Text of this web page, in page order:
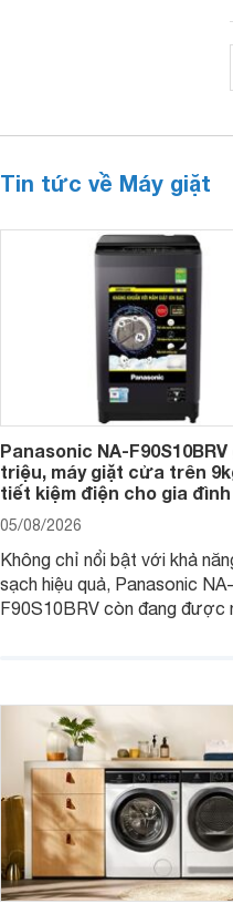
Tin tức về Máy giặt
Panasonic NA-F90S10BRV
triệu, máy giặt cửa trên
tiết kiệm điện cho gia đình
05/08/2026
Không chỉ nổi bật với khả
sạch hiệu quả, Panasonic NA-
F90S10BRV còn đang được
giặt cửa trên 9kg.